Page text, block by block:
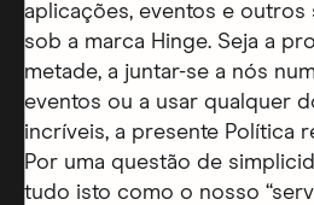
aplicações, eventos e
sob a marca Hinge. Seja a
metade, a juntar-se a nós
eventos ou a usar qualquer
incríveis, a presente Política
Por uma questão de
tudo isto como o nosso